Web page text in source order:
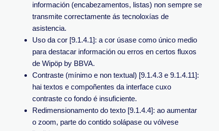
información (encabezamentos, listas) non sempre se
transmite correctamente ás tecnoloxías de
asistencia.
Uso da cor [9.1.4.1]: a cor úsase como único medio
para destacar información ou erros en certos fluxos
de Wipöp by BBVA.
Contraste (mínimo e non textual) [9.1.4.3 e 9.1.4.11]:
hai textos e compoñentes da interface cuxo
contraste co fondo é insuficiente.
Redimensionamento do texto [9.1.4.4]: ao aumentar
o zoom, parte do contido solápase ou vólvese